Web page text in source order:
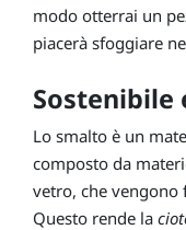
modo otterrai un
piacerà sfoggiare
Sostenibile
Lo smalto è un
composto da
vetro, che vengono
Questo rende la